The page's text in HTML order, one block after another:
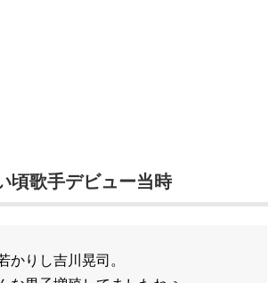
頃歌手デビュー当時
かりし吉川晃司。